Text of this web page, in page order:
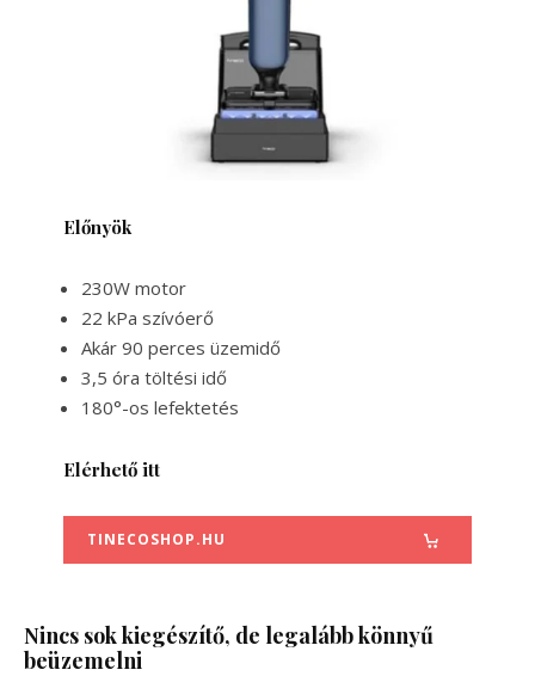
Előnyök
230W motor
22 kPa szívóerő
Akár 90 perces üzemidő
3,5 óra töltési idő
180°-os lefektetés
Elérhető itt
TINECOSHOP.HU
Nincs sok kiegészítő, de legalább könnyű
beüzemelni